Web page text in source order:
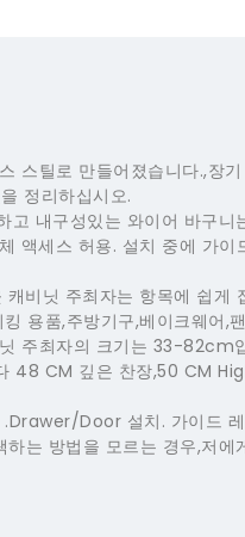
스틸로 만들어졌습니다.,장
정리하십시오.
내구성있는 와이어 바구니
액세스 허용. 설치 중에 가이
비닛 주최자는 항목에 쉽게
용품,주방기구,베이크웨어,
닛 주최자의 크기는 33-
CM 깊은 찬장,50 CM
Door 설치. 가이드
는 방법을 모르는 경우,저에